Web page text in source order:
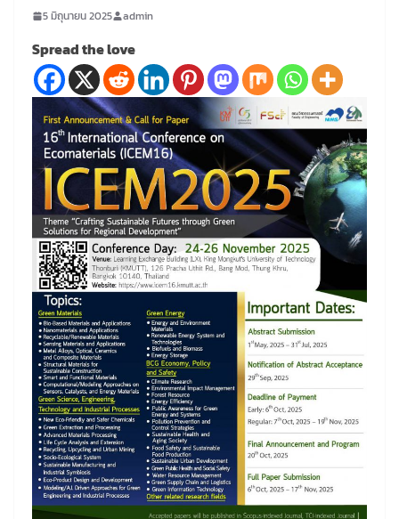
5 มิถุนายน 2025 admin
Spread the love